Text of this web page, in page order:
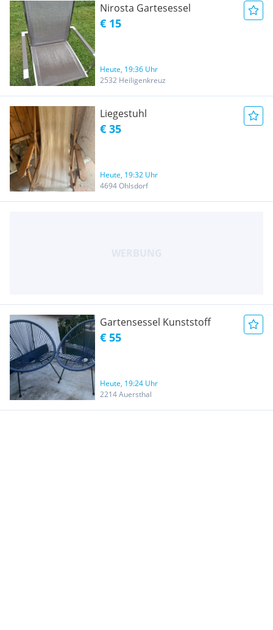
Nirosta Gartesessel
€ 15
Heute, 19:36 Uhr
2532 Heiligenkreuz
Liegestuhl
€ 35
Heute, 19:32 Uhr
4694 Ohlsdorf
Gartensessel Kunststoff
€ 55
Heute, 19:24 Uhr
2214 Auersthal